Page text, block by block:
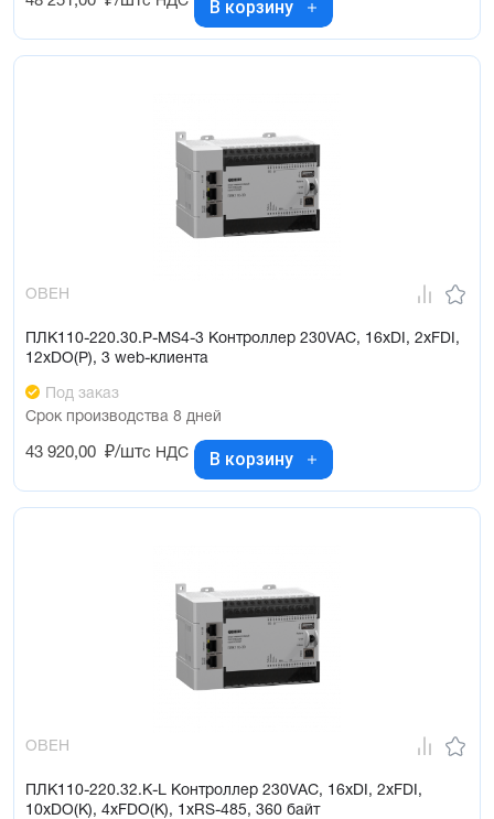
В корзину
ОВЕН
ПЛК110-220.30.Р-МS4-3 Контроллер 230VAC, 16xDI, 2xFDI,
12xDO(Р), 3 web-клиента
Под заказ
Срок производства 8 дней
43 920,00 ₽/штс НДС В корзину
ОВЕН
ПЛК110-220.32.К-L Контроллер 230VAC, 16xDI, 2xFDI,
10xDO(К), 4xFDO(К), 1xRS-485, 360 байт